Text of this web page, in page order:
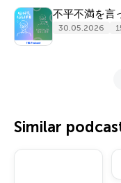
不平不満を言
30.05.2026
Similar